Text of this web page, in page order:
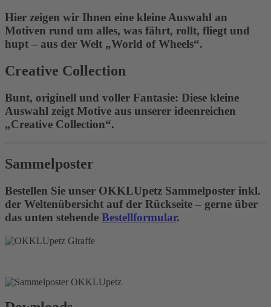
Hier zeigen wir Ihnen eine kleine Auswahl an
Motiven rund um alles, was fährt, rollt, fliegt und
hupt – aus der Welt „World of Wheels“.
Creative Collection
Bunt, originell und voller Fantasie: Diese kleine
Auswahl zeigt Motive aus unserer ideenreichen
„Creative Collection“.
Sammelposter
Bestellen Sie unser OKKLUpetz Sammelposter inkl.
der Weltenübersicht auf der Rückseite – gerne über
das unten stehende Bestellformular.